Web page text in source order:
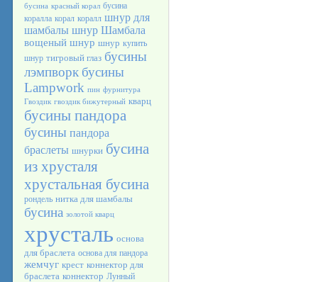
бусина красный корал бусина
коралла корал коралл шнур для
шамбалы шнур Шамбала
вощеный шнур шнур купить
шнур тигровый глаз бусины
лэмпворк бусины
Lampwork пин фурнитура
Гвоздик гвоздик бижутерный кварц
бусины пандора
бусины пандора
браслеты шнурки бусина
из хрусталя
хрустальная бусина
рондель нитка для шамбалы
бусина золотой кварц
хрусталь основа
для браслета основа для пандора
жемчуг крест коннектор для
браслета коннектор Лунный